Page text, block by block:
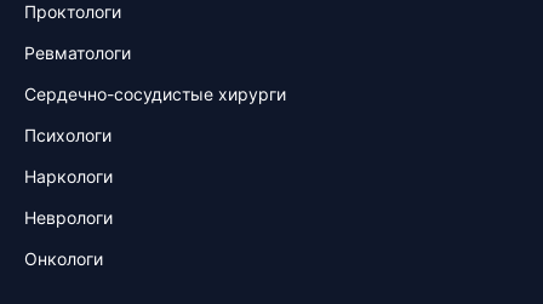
Проктологи
Ревматологи
Сердечно-сосудистые хирурги
Психологи
Наркологи
Неврологи
Онкологи